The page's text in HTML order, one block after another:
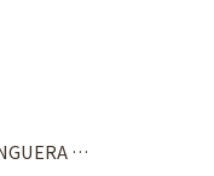
ESTAMPA TANGUERA MILONGA